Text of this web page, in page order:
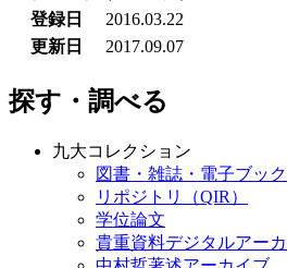
登録日
2016.03.22
更新日
2017.09.07
探す・調べる
九大コレクション
図書・雑誌・電子ブッ
リポジトリ（QIR）
学位論文
貴重資料デジタルアー